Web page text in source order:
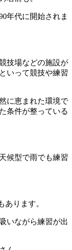
年代に開始されま
技場などの施設が
いって競技や練習
に恵まれた環境で
条件が整っている
候型で雨でも練習
あります。
いながら練習が出